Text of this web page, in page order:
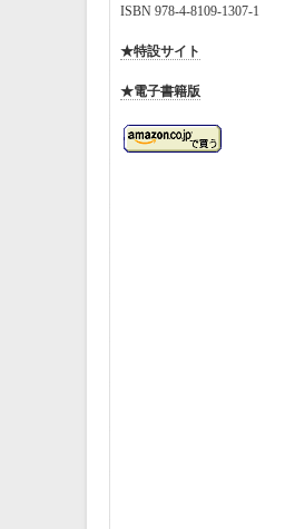
ISBN 978-4-8109-1307-1
★特設サイト
★電子書籍版